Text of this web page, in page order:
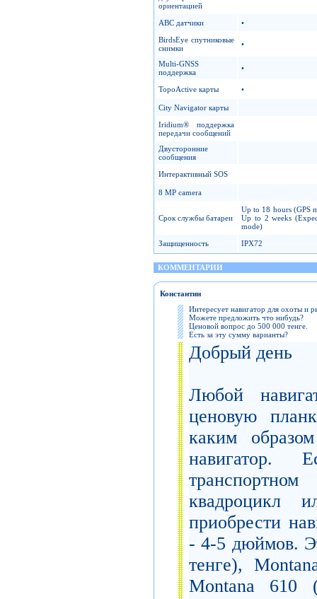
ориентацией
ABC датчики
•
BirdsEye спутниковые
снимки
•
Multi-GNSS
поддержка
•
TopoActive карты •
City Navigator карты
Iridium® поддержка
передачи сообщений
Двусторонние
сообщения
Интерактивный SOS
8 MP camera
Срок службы батареи
Up to 18 hours (GPS
Up to 2 weeks
mode)
Защищенность
IPX72
КОММЕНТАРИИ
Константин
Интересует навигатор для охоты и
Можете предложить что нибудь?
Ценовой вопрос до 500 000 тенге.
Есть за эту сумму варианты?
Добрый день
Любой
ценовую
каким
квадроцикл
приобрести
- 4-5 дюймов.
тенге),
Montana 610